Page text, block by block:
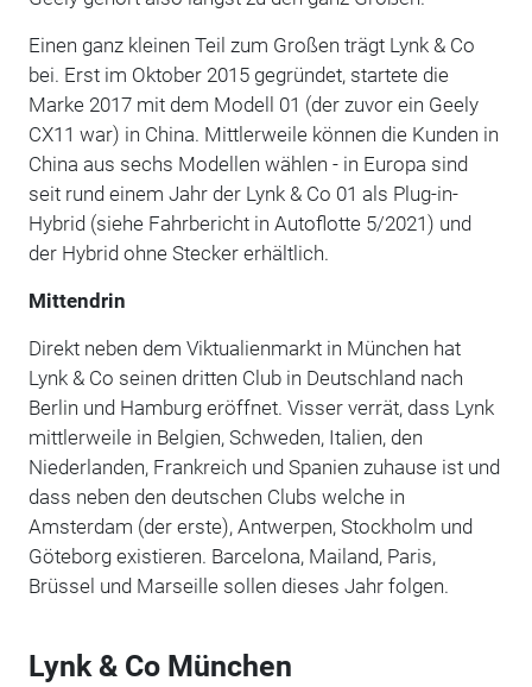
Einen ganz kleinen Teil zum Großen trägt Lynk & Co
bei. Erst im Oktober 2015 gegründet, startete die
Marke 2017 mit dem Modell 01 (der zuvor ein Geely
CX11 war) in China. Mittlerweile können die Kunden in
China aus sechs Modellen wählen - in Europa sind
seit rund einem Jahr der Lynk & Co 01 als Plug-in-
Hybrid (siehe Fahrbericht in Autoflotte 5/2021) und
der Hybrid ohne Stecker erhältlich.
Mittendrin
Direkt neben dem Viktualienmarkt in München hat
Lynk & Co seinen dritten Club in Deutschland nach
Berlin und Hamburg eröffnet. Visser verrät, dass Lynk
mittlerweile in Belgien, Schweden, Italien, den
Niederlanden, Frankreich und Spanien zuhause ist und
dass neben den deutschen Clubs welche in
Amsterdam (der erste), Antwerpen, Stockholm und
Göteborg existieren. Barcelona, Mailand, Paris,
Brüssel und Marseille sollen dieses Jahr folgen.
Lynk & Co München